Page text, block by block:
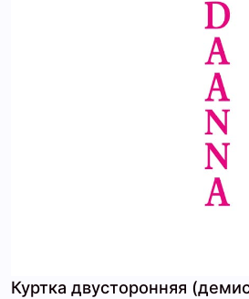
Куртка двусторонняя